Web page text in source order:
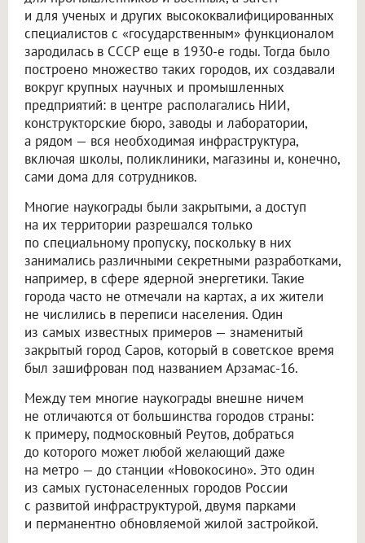
и для ученых и других высококвалифицированных
специалистов с «государственным» функционалом
зародилась в СССР еще в 1930-е годы. Тогда было
построено множество таких городов, их создавали
вокруг крупных научных и промышленных
предприятий: в центре располагались НИИ,
конструкторские бюро, заводы и лаборатории,
а рядом — вся необходимая инфраструктура,
включая школы, поликлиники, магазины и, конечно,
сами дома для сотрудников.
Многие наукограды были закрытыми, а доступ
на их территории разрешался только
по специальному пропуску, поскольку в них
занимались различными секретными разработками,
например, в сфере ядерной энергетики. Такие
города часто не отмечали на картах, а их жители
не числились в переписи населения. Один
из самых известных примеров — знаменитый
закрытый город Саров, который в советское время
был зашифрован под названием Арзамас-16.
Между тем многие наукограды внешне ничем
не отличаются от большинства городов страны:
к примеру, подмосковный Реутов, добраться
до которого может любой желающий даже
на метро — до станции «Новокосино». Это один
из самых густонаселенных городов России
с развитой инфраструктурой, двумя парками
и перманентно обновляемой жилой застройкой.